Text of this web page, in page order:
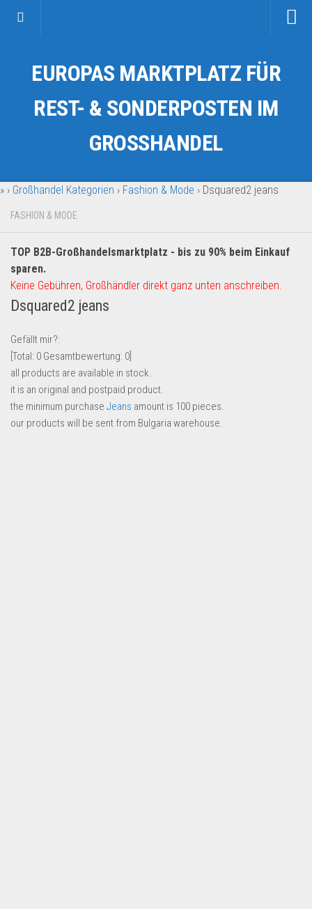
Kategorien
Auto & Motorrad
Fahrzeuge & Transport
Garten & Werkzeug
Geschäft, Büro & Schreibwaren
Geschenkartikel
Handy und Smartphone
Kosmetik & Pflege
Multimedia & Elektro
Münzen
Spielzeug & Games
Schuhe & Accessoires
EUROPAS MARKTPLATZ FÜR
REST- & SONDERPOSTEN IM
GROSSHANDEL
» › Großhandel Kategorien › Fashion & Mode › Dsquared2 jeans
FASHION & MODE
TOP B2B-Großhandelsmarktplatz - bis zu 90% beim Einkauf
sparen.
Keine Gebühren, Großhändler direkt ganz unten anschreiben.
Dsquared2 jeans
Gefällt mir?:
[Total: 0 Gesamtbewertung: 0
all products are available in stock.
it is an original and postpaid product.
the minimum purchase Jeans amount is 100 pieces.
our products will be sent from Bulgaria warehouse.